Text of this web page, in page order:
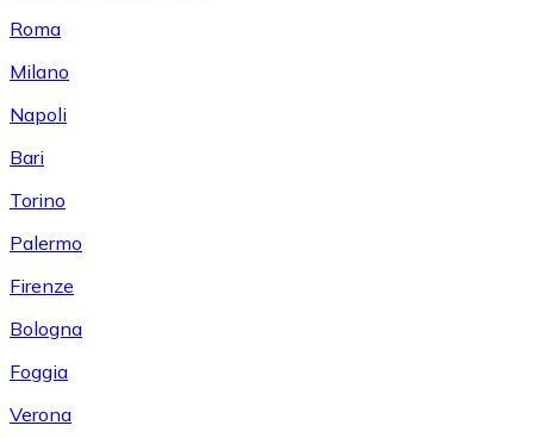
Roma
Milano
Napoli
Bari
Torino
Palermo
Firenze
Bologna
Foggia
Verona